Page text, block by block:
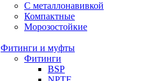
С металлонавивкой
Компактные
Морозостойкие
Фитинги и муфты
Фитинги
BSP